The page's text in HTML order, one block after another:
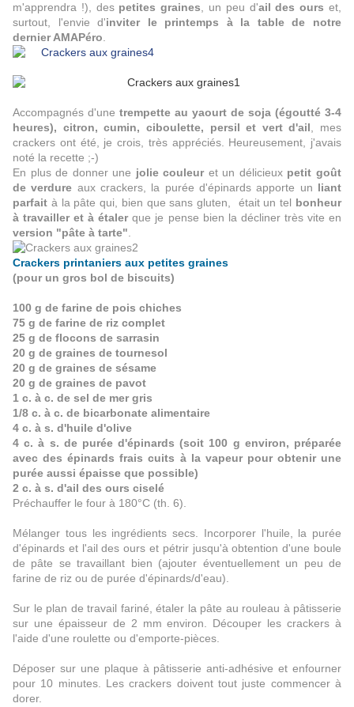
m'apprendra !), des petites graines , un peu d'ail des ours et,
surtout, l'envie d'inviter le printemps à la table de notre
dernier AMAPéro
Accompagnés d'une trempette au yaourt de soja (égoutté 3-4
heures), citron, cumin, ciboulette, persil et vert d'ail , mes
crackers ont été, je crois, très appréciés. Heureusement, j'avais
noté la recette ;-)
En plus de donner une jolie couleuret un délicieux petit goût
de verdure aux crackers, la purée d'épinards apporte un liant
parfait à la pâte qui, bien que sans gluten, était un tel bonheur
à travailler et à étalerque je pense bien la décliner très viteen
version "pâte à tarte"
Crackers printaniers aux petites graines
(pour un gros bol de biscuits)
100 g de farine de pois chiches
75 g de farine de riz complet
25 g de flocons de sarrasin
20 g de graines de tournesol
20 g de graines de sésame
20 g de graines de pavot
1 c. à c. de sel de mer gris
1/8 c. à c. de bicarbonate alimentaire
4 c. à s. d'huile d'olive
4 c. à s. de purée d'épinards (soit 100 g environ, préparée
avec des épinards frais cuits à la vapeur pour obtenir une
purée aussi épaisse que possible)
2 c. à s. d'ail des ours ciselé
Préchauffer le four à 180°C (th. 6).
Mélanger tous les ingrédients secs. Incorporer l'huile, la purée
d'épinards et l'ail des ours et pétrir jusqu'à obtention d'une boule
de pâte se travaillant bien (ajouter éventuellement un peu de
farine de riz ou de purée d'épinards/d'eau).
Sur le plan de travail fariné, étaler la pâte au rouleau à pâtisserie
sur une épaisseur de 2 mm environ. Découper les crackers à
l'aide d'une roulette ou d'emporte-pièces.
Déposer sur une plaque à pâtisserie anti-adhésive et enfourner
pour 10 minutes. Les crackers doivent tout juste commencer à
dorer.